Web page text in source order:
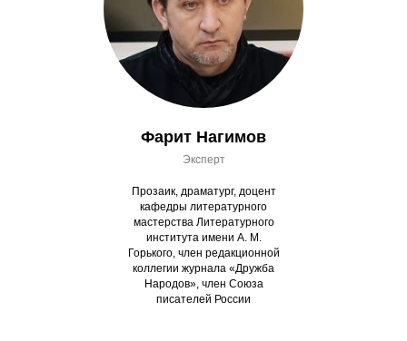
Фарит Нагимов
Эксперт
Прозаик, драматург, доцент
кафедры литературного
мастерства Литературного
института имени А. М.
Горького, член редакционной
коллегии журнала «Дружба
Народов», член Союза
писателей России